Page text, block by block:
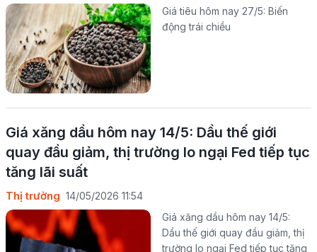
Giá tiêu hôm nay 27/5: Biến
động trái chiều
Giá xăng dầu hôm nay 14/5: Dầu thế giới
quay đầu giảm, thị trường lo ngại Fed tiếp tục
tăng lãi suất
Thị trường 14/05/2026 11:54
Giá xăng dầu hôm nay 14/5:
Dầu thế giới quay đầu giảm, thị
trường lo ngại Fed tiếp tục tăng